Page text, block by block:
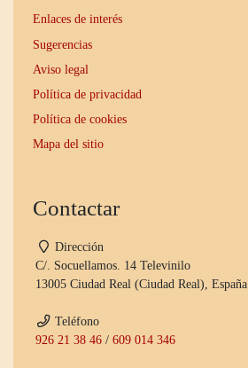
Enlaces de interés
Sugerencias
Aviso legal
Política de privacidad
Política de cookies
Mapa del sitio
Contactar
Dirección
C/. Socuellamos. 14 Televinilo
13005 Ciudad Real (Ciudad Real), España
Teléfono
926 21 38 46 /609 014 346